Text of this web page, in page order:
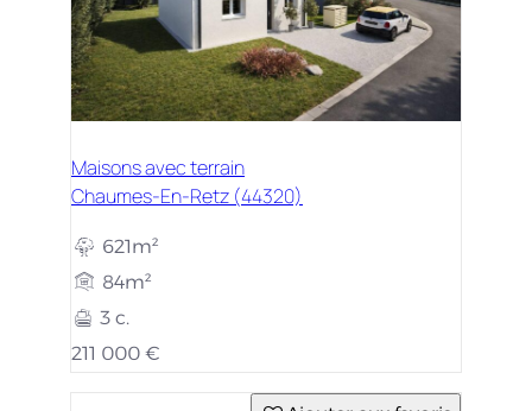
Maisons avec terrain
Chaumes-En-Retz (44320)
621m²
84m²
3 c.
211 000 €